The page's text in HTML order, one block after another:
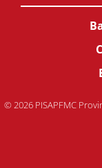
© 2026 PISAPFMC